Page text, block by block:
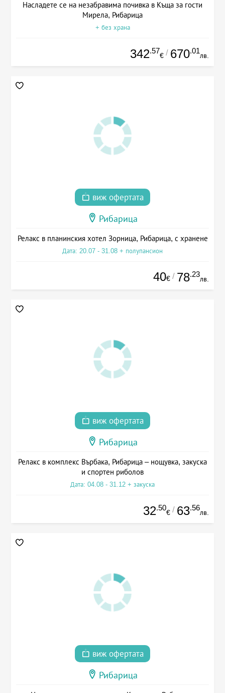
Насладете се на незабравима почивка в Къща за гости
Мирела, Рибарица
+ без храна
342.57
€ / 670.01
лв.
виж офертата
Рибарица
Релакс в планинския хотел Зорница, Рибарица, с хранене
Дата: 20.07 - 31.08 + полупансион
40€ / 78.23
лв.
виж офертата
Рибарица
Релакс в комплекс Върбака, Рибарица – нощувка, закуска
и спортен риболов
Дата: 04.08 - 31.12 + закуска
32.50
€ / 63.56
лв.
виж офертата
Рибарица